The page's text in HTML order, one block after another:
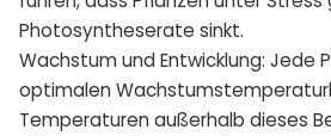
Photosyntheserate sinkt.
Wachstum und Entwicklung: Jede
optimalen
Temperaturen außerhalb dieses